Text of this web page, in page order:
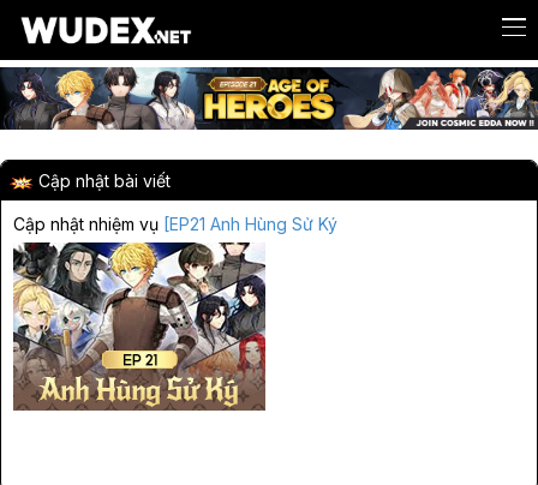
Cập nhật bài viết
Cập nhật nhiệm vụ [EP21 Anh Hùng Sử Ký